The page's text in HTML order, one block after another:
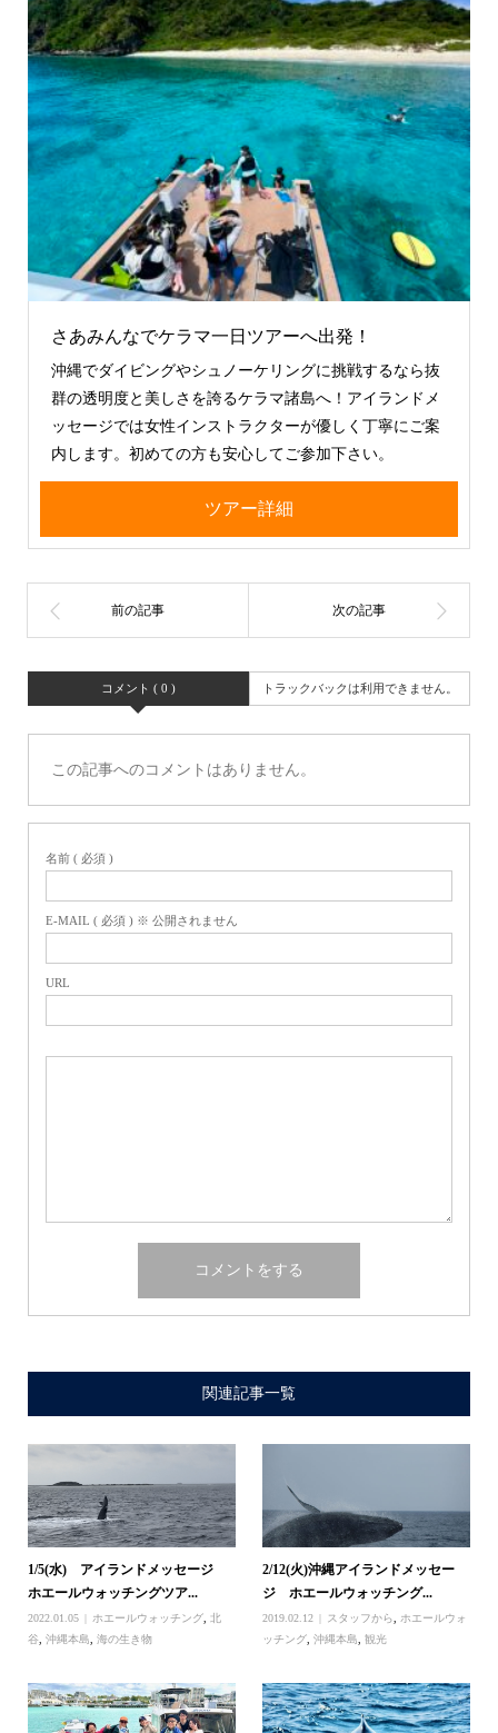
さあみんなでケラマ一日ツアーへ出発！
沖縄でダイビングやシュノーケリングに挑戦するなら抜
群の透明度と美しさを誇るケラマ諸島へ！アイランドメ
ッセージでは女性インストラクターが優しく丁寧にご案
内します。初めての方も安心してご参加下さい。
ツアー詳細
コメント ( 0 ) トラックバックは利用できません。
この記事へのコメントはありません。
名前 ( 必須 )
E-MAIL ( 必須 ) ※ 公開されません
URL
関連記事一覧
1/5(水) アイランドメッセージ
ホエールウォッチングツア...
2022.01.05 ホエールウォッチング, 北
谷, 沖縄本島 海の生き物
2/12(火)沖縄アイランドメッセー
ジ ホエールウォッチング...
2019.02.12 スタッフから
ホエールウォ
ッチング ,沖縄本島 ,観光